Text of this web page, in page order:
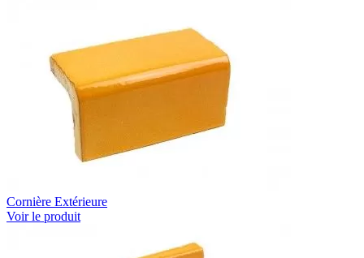
Cornière Extérieure
Voir le produit